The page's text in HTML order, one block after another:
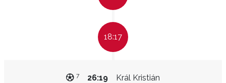
18:17
Král Kristián
26:19
7